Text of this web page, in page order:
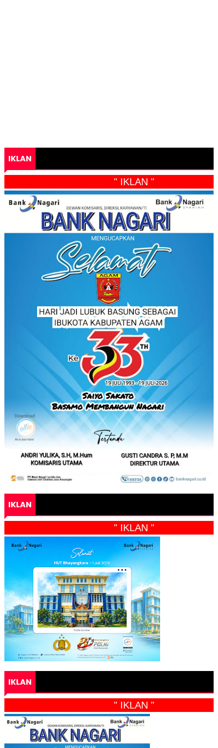
IKLAN
" IKLAN "
IKLAN
" IKLAN "
IKLAN
" IKLAN "